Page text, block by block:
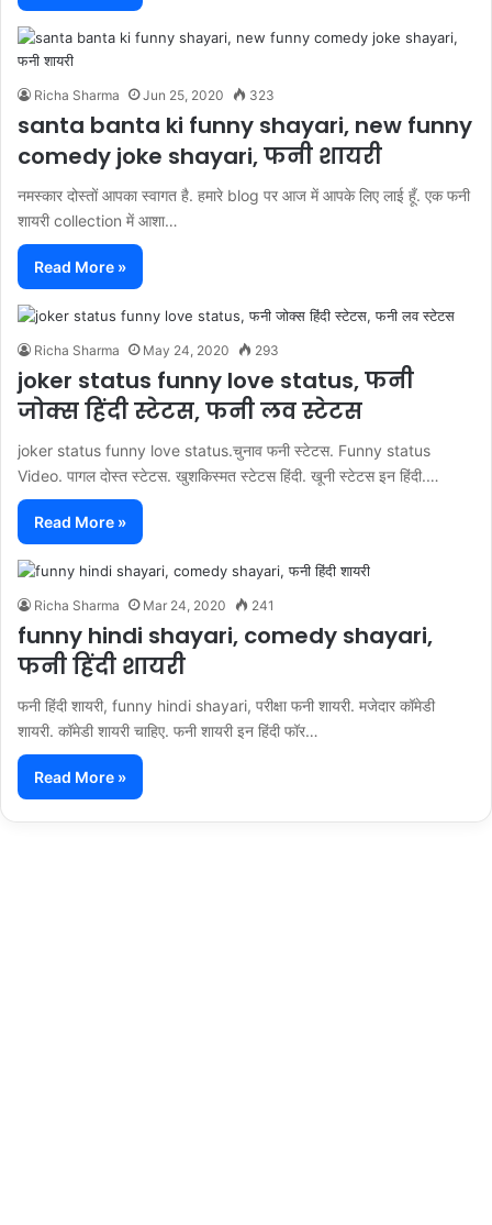
Richa Sharma Jun 25, 2020 323
santa banta ki funny shayari, new funny
comedy joke shayari, फनी शायरी
नमस्कार दोस्तों आपका स्वागत है. हमारे blog पर आज में आपके लिए लाई हूँ. एक फनी
शायरी collection में आशा…
Read More »
Richa Sharma May 24, 2020 293
joker status funny love status, फनी
जोक्स हिंदी स्टेटस, फनी लव स्टेटस
joker status funny love status.चुनाव फनी स्टेटस. Funny status
Video. पागल दोस्त स्टेटस. खुशकिस्मत स्टेटस हिंदी. खूनी स्टेटस इन हिंदी.…
Read More »
Richa Sharma Mar 24, 2020 241
funny hindi shayari, comedy shayari,
फनी हिंदी शायरी
फनी हिंदी शायरी, funny hindi shayari, परीक्षा फनी शायरी. मजेदार कॉमेडी
शायरी. कॉमेडी शायरी चाहिए. फनी शायरी इन हिंदी फॉर…
Read More »